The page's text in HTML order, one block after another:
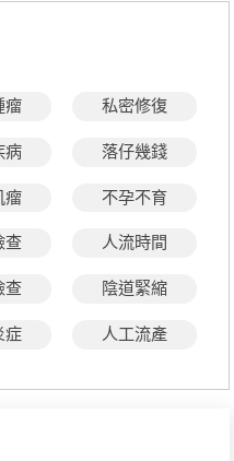
瘤 私密修復
病 落仔幾錢
瘤 不孕不育
查 人流時間
查 陰道緊縮
症 人工流產